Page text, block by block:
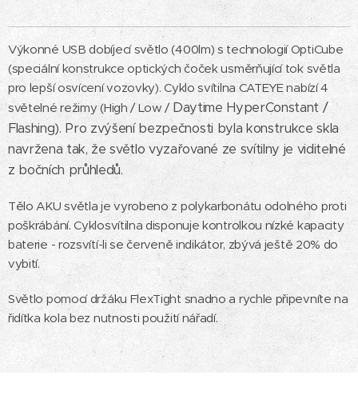
Výkonné USB dobíjecí světlo (400lm) s technologií OptiCube
(speciální konstrukce optických čoček usměrňující tok světla
pro lepší osvícení vozovky). Cyklo svítilna CATEYE nabízí 4
světelné režimy (High / Low / Daytime HyperConstant /
Flashing). Pro zvýšení bezpečnosti byla konstrukce skla
navržena tak, že světlo vyzařované ze svítilny je viditelné
z bočních průhledů.
Tělo AKU světla je vyrobeno z polykarbonátu odolného proti
poškrábání. Cyklosvítilna disponuje kontrolkou nízké kapacity
baterie - rozsvítí-li se červeně indikátor, zbývá ještě 20% do
vybití.
Světlo pomocí držáku FlexTight snadno a rychle připevníte na
řidítka kola bez nutnosti použití nářadí.